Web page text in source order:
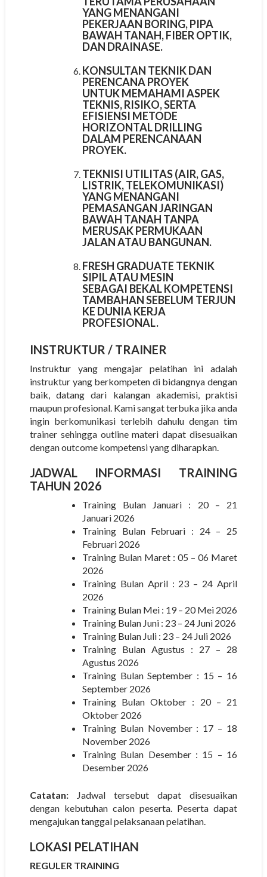
YANG MENANGANI
PEKERJAAN BORING, PIPA
BAWAH TANAH, FIBER OPTIK,
DAN DRAINASE.
KONSULTAN TEKNIK DAN
PERENCANA PROYEK
UNTUK MEMAHAMI ASPEK
TEKNIS, RISIKO, SERTA
EFISIENSI METODE
HORIZONTAL DRILLING
DALAM PERENCANAAN
PROYEK.
TEKNISI UTILITAS (AIR, GAS,
LISTRIK, TELEKOMUNIKASI)
YANG MENANGANI
PEMASANGAN JARINGAN
BAWAH TANAH TANPA
MERUSAK PERMUKAAN
JALAN ATAU BANGUNAN.
FRESH GRADUATE TEKNIK
SIPIL ATAU MESIN
SEBAGAI BEKAL KOMPETENSI
TAMBAHAN SEBELUM TERJUN
KE DUNIA KERJA
PROFESIONAL.
INSTRUKTUR / TRAINER
Instruktur yang mengajar pelatihan ini adalah
instruktur yang berkompeten di bidangnya dengan
baik, datang dari kalangan akademisi, praktisi
maupun profesional. Kami sangat terbuka jika anda
ingin berkomunikasi terlebih dahulu dengan tim
trainer sehingga outline materi dapat disesuaikan
dengan outcome kompetensi yang diharapkan.
JADWAL INFORMASI TRAINING
TAHUN 2026
Training Bulan Januari : 20 – 21
Januari 2026
Training Bulan Februari : 24 – 25
Februari 2026
Training Bulan Maret : 05 – 06 Maret
2026
Training Bulan April : 23 – 24 April
2026
Training Bulan Mei : 19 – 20 Mei 2026
Training Bulan Juni : 23 – 24 Juni 2026
Training Bulan Juli : 23 – 24 Juli 2026
Training Bulan Agustus : 27 – 28
Agustus 2026
Training Bulan September : 15 – 16
September 2026
Training Bulan Oktober : 20 – 21
Oktober 2026
Training Bulan November : 17 – 18
November 2026
Training Bulan Desember : 15 – 16
Desember 2026
Catatan:Jadwal tersebut dapat disesuaikan
dengan kebutuhan calon peserta. Peserta dapat
mengajukan tanggal pelaksanaan pelatihan.
LOKASI PELATIHAN
REGULER TRAINING